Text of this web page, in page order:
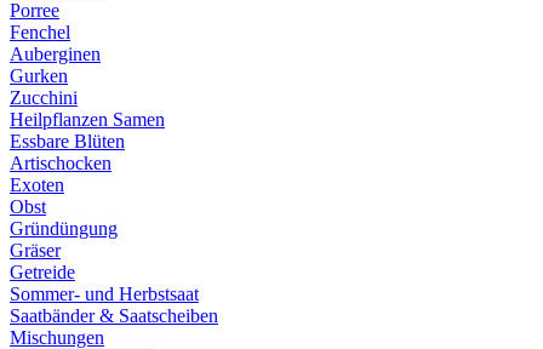
Porree
Fenchel
Auberginen
Gurken
Zucchini
Heilpflanzen Samen
Essbare Blüten
Artischocken
Exoten
Obst
Gründüngung
Gräser
Getreide
Sommer- und Herbstsaat
Saatbänder & Saatscheiben
Mischungen